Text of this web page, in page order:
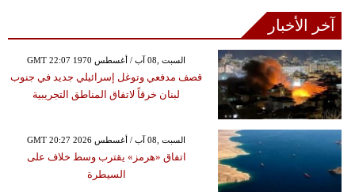
آخر الأخبار
GMT 22:07 1970 السبت ,08 آب / أغسطس
قصف مدفعي وتوغل إسرائيلي جديد في جنوب
لبنان خرقاً لاتفاق المناطق التجريبية
GMT 20:27 2026 السبت ,08 آب / أغسطس
اتفاق «هرمز» يقترب وسط خلاف على
السيطرة